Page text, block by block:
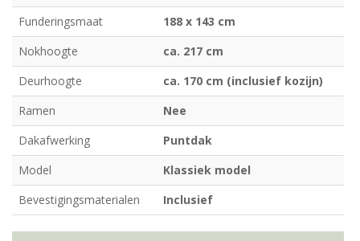
Funderingsmaat
188 x 143 cm
Nokhoogte
ca. 217 cm
Deurhoogte
ca. 170 cm (inclusief kozijn)
Ramen
Nee
Dakafwerking
Puntdak
Model
Klassiek model
Bevestigingsmaterialen
Inclusief